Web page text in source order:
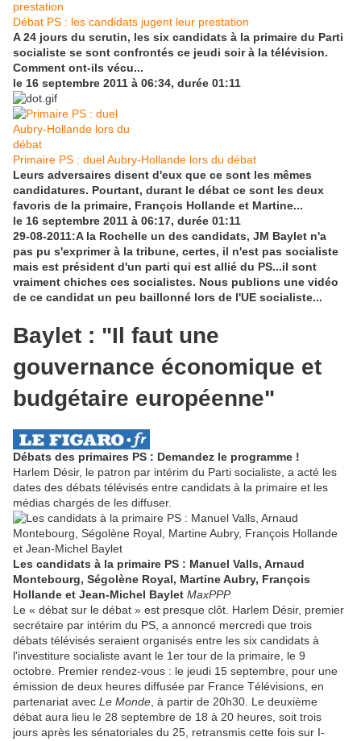
Débat PS : les candidats jugent leur prestation
A 24 jours du scrutin, les six candidats à la primaire du Parti
socialiste se sont confrontés ce jeudi soir à la télévision.
Comment ont-ils vécu...
le 16 septembre 2011 à 06:34, durée 01:11
Primaire PS : duel Aubry-Hollande lors du débat
Leurs adversaires disent d'eux que ce sont les mêmes
candidatures. Pourtant, durant le débat ce sont les deux
favoris de la primaire, François Hollande et Martine...
le 16 septembre 2011 à 06:17, durée 01:11
29-08-2011:A la Rochelle un des candidats, JM Baylet n'a
pas pu s'exprimer à la tribune, certes, il n'est pas socialiste
mais est président d'un parti qui est allié du PS...il sont
vraiment chiches ces socialistes. Nous publions une vidéo
de ce candidat un peu baillonné lors de l'UE socialiste...
Baylet : "Il faut une
gouvernance économique et
budgétaire européenne"
Débats des primaires PS : Demandez le programme !
Harlem Désir, le patron par intérim du Parti socialiste, a acté les
dates des débats télévisés entre candidats à la primaire et les
médias chargés de les diffuser.
Les candidats à la primaire PS : Manuel Valls, Arnaud
Montebourg, Ségolène Royal, Martine Aubry, François
Hollande et Jean-Michel Baylet MaxPPP
Le « débat sur le débat » est presque clôt. Harlem Désir, premier
secrétaire par intérim du PS, a annoncé mercredi que trois
débats télévisés seraient organisés entre les six candidats à
l'investiture socialiste avant le 1er tour de la primaire, le 9
octobre. Premier rendez-vous : le jeudi 15 septembre, pour une
émission de deux heures diffusée par France Télévisions, en
partenariat avec Le Monde , à partir de 20h30. Le deuxième
débat aura lieu le 28 septembre de 18 à 20 heures, soit trois
jours après les sénatoriales du 25, retransmis cette fois sur I-